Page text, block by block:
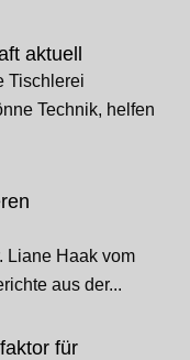
aktuell
Tischlerei
Technik, helfen
Liane Haak vom
aus der...
für